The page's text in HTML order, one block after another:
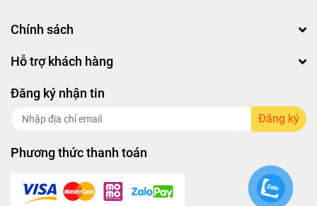
Chính sách
Hỗ trợ khách hàng
Đăng ký nhận tin
Đăng ký
Phương thức thanh toán